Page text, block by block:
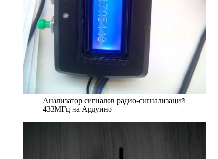
Анализатор сигналов радио-сигнализаций
433МГц на Ардуино